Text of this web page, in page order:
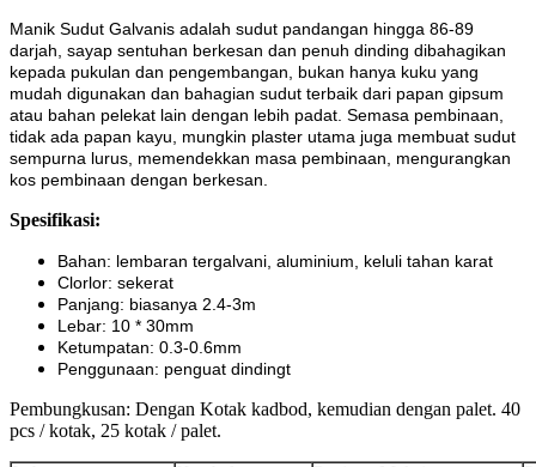
Manik Sudut Galvanis adalah sudut pandangan hingga 86-89
darjah, sayap sentuhan berkesan dan penuh dinding dibahagikan
kepada pukulan dan pengembangan, bukan hanya kuku yang
mudah digunakan dan bahagian sudut terbaik dari papan gipsum
atau bahan pelekat lain dengan lebih padat. Semasa pembinaan,
tidak ada papan kayu, mungkin plaster utama juga membuat sudut
sempurna lurus, memendekkan masa pembinaan, mengurangkan
kos pembinaan dengan berkesan.
Spesifikasi:
Bahan: lembaran tergalvani, aluminium, keluli tahan karat
Clorlor: sekerat
Panjang: biasanya 2.4-3m
Lebar: 10 * 30mm
Ketumpatan: 0.3-0.6mm
Penggunaan: penguat dindingt
Pembungkusan: Dengan Kotak kadbod, kemudian dengan palet. 40
pcs / kotak, 25 kotak / palet.